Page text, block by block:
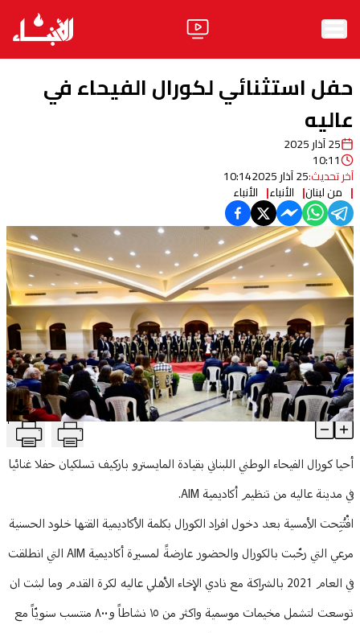
الأخبار
ثقافة ومجتمع
منوعات
آراء
فيديو
مواقف
وليد جنبلاط
الحزب
ابحث
حفل استثنائي لكورال الفيحاء في
عاليه
25 آذار 2025
10:11
آخر تحديث:25 آذار 2025 10:14
من لبنان الأنباء الأنباء
حفل استثنائي لكورال الفيحاء في عاليه T
Article Content
أحيا كورال الفيحاء الوطني اللبناني بقيادة المايسترو باركيف تسلكيان حفلا غنائيا
في مدينة عاليه من تنظيم أكاديمية AIM.
افْتُتِحت الأمسية بعد دخول افراد الكورال بكلمة الأكاديمية القتها خلود الحسنية
مرعي التي رحّبت بالكورال والحضور عارضةً لمسيرة أكاديمية AIM التي انطلقت
في العام 2021 بالشراكة مع نادي الإخاء الأهلي عاليه لكرة القدم وما لبثت ان
توسعت لتشمل مخيمات موسمية واكثر من ١٥ نشاطاً و٨٠٠ منتسب سنويّاً مع